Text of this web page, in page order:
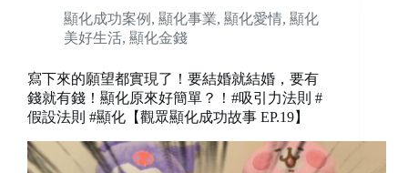
顯化成功案例 , 顯化事業, 顯化愛情, 顯化
美好生活, 顯化金錢
寫下來的願望都實現了！要結婚就結婚，要有
錢就有錢！顯化原來好簡單？！#吸引力法則 #
假設法則 #顯化【觀眾顯化成功故事 EP.19】